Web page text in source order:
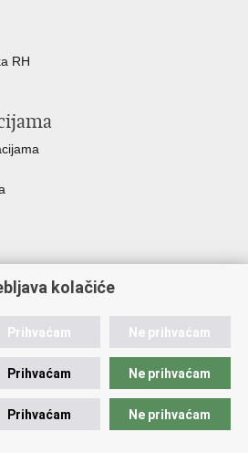
RH
kolačiće
Prihvaćam Ne prihvaćam
Prihvaćam Ne prihvaćam
Prihvaćam Ne prihvaćam